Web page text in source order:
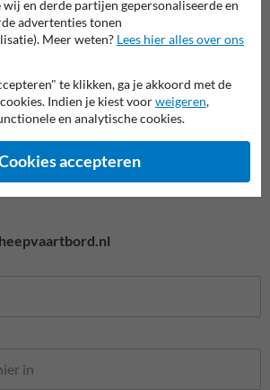
en derde partijen gepersonaliseerde en
advertenties tonen
Meer weten? Lees hier alles over ons
te klikken, ga je akkoord met de
Indien je kiest voorweigeren,
en analytische cookies.
accepteren